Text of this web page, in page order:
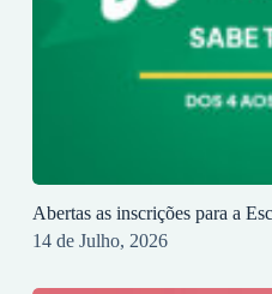
Abertas as inscrições para a
14 de Julho, 2026